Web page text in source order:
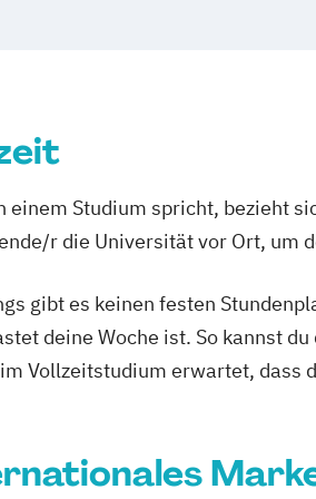
einem Studium spricht, bezieht
r die Universität vor Ort, um
gibt es keinen festen
deine Woche ist. So kannst
Vollzeitstudium erwartet, dass